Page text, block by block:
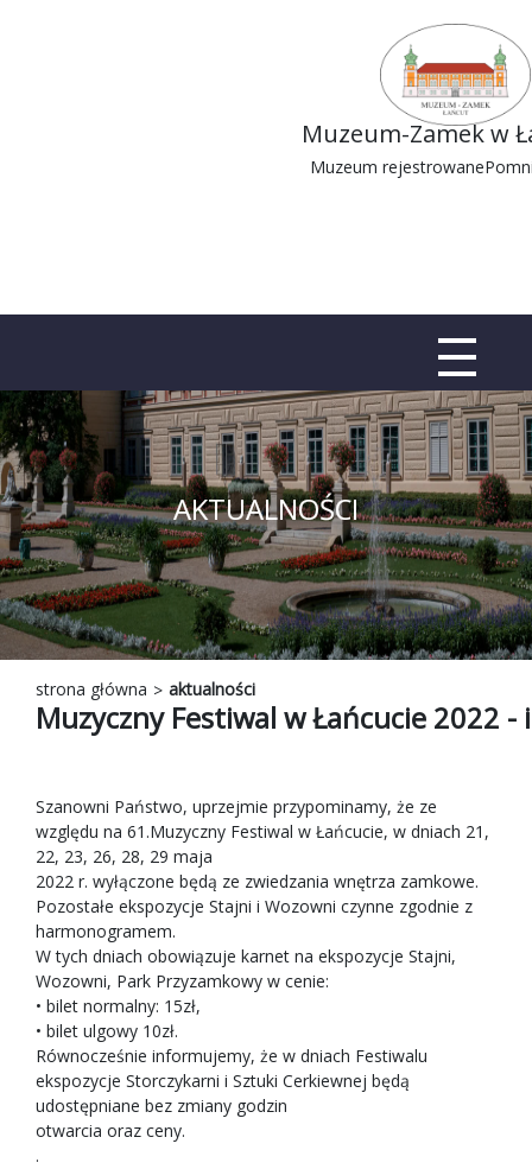
Muzeum-Zamek w
Muzeum rejestrowane
AKTUALNOŚCI
strona główna aktualności
Muzyczny Festiwal w Łańcucie 2022
Szanowni Państwo, uprzejmie przypominamy, że ze
względu na 61.Muzyczny Festiwal w Łańcucie, w dniach 21,
22, 23, 26, 28, 29 maja
2022 r. wyłączone będą ze zwiedzania wnętrza zamkowe.
Pozostałe ekspozycje Stajni i Wozowni czynne zgodnie z
harmonogramem.
W tych dniach obowiązuje karnet na ekspozycje Stajni,
Wozowni, Park Przyzamkowy w cenie:
• bilet normalny: 15zł,
• bilet ulgowy 10zł.
Równocześnie informujemy, że w dniach Festiwalu
ekspozycje Storczykarni i Sztuki Cerkiewnej będą
udostępniane bez zmiany godzin
otwarcia oraz ceny.
.